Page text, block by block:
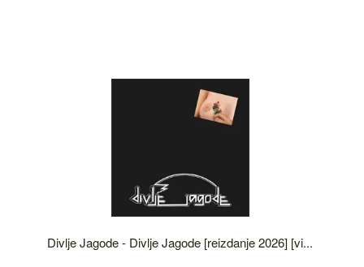
Divlje Jagode - Divlje Jagode [reizdanje 2026] [vi...